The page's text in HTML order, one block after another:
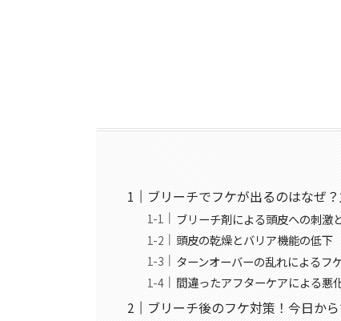
ブリーチでフケが出るのはなぜ
ブリーチ剤による頭皮への刺激
頭皮の乾燥とバリア機能の低下
ターンオーバーの乱れによるフ
間違ったアフターケアによる悪
ブリーチ後のフケ対策！今日か